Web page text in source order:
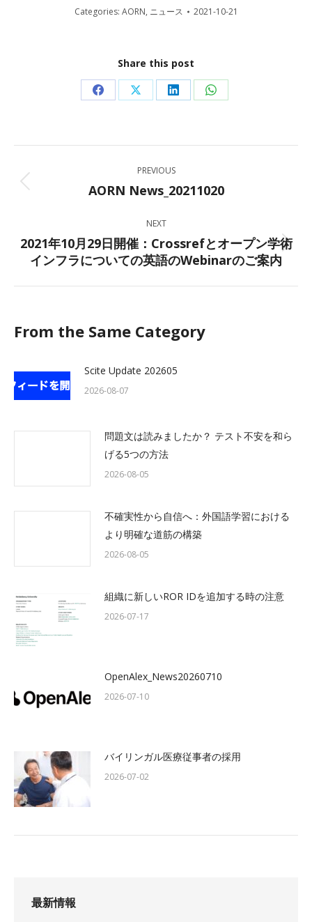
Categories: AORN, ニュース 2021-10-21
Share this post
Share
Facebook
Share
X
Share
LinkedIn
Share
WhatsApp
navigation
PREVIOUS
Previous
AORN News_20211020
NEXT
Next
post:
2021年10月29日開催：Crossrefとオープン学術
インフラについての英語のWebinarのご案内
From the Same Category
Scite Update 202605
2026-08-07
問題文は読みましたか？ テスト不安を和ら
げる5つの方法
2026-08-05
不確実性から自信へ：外国語学習における
より明確な道筋の構築
2026-08-05
組織に新しいROR IDを追加する時の注意
2026-07-17
OpenAlex_News20260710
2026-07-10
バイリンガル医療従事者の採用
2026-07-02
最新情報